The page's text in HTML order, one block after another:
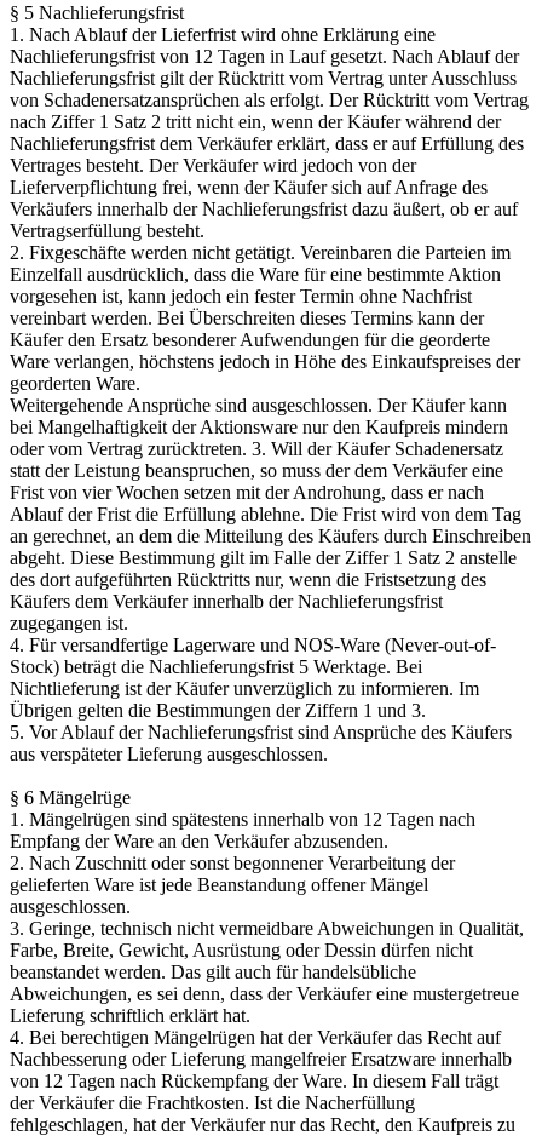
§ 5 Nachlieferungsfrist
1. Nach Ablauf der Lieferfrist wird ohne Erklärung eine
Nachlieferungsfrist von 12 Tagen in Lauf gesetzt. Nach Ablauf der
Nachlieferungsfrist gilt der Rücktritt vom Vertrag unter Ausschluss
von Schadenersatzansprüchen als erfolgt. Der Rücktritt vom Vertrag
nach Ziffer 1 Satz 2 tritt nicht ein, wenn der Käufer während der
Nachlieferungsfrist dem Verkäufer erklärt, dass er auf Erfüllung des
Vertrages besteht. Der Verkäufer wird jedoch von der
Lieferverpflichtung frei, wenn der Käufer sich auf Anfrage des
Verkäufers innerhalb der Nachlieferungsfrist dazu äußert, ob er auf
Vertragserfüllung besteht.
2. Fixgeschäfte werden nicht getätigt. Vereinbaren die Parteien im
Einzelfall ausdrücklich, dass die Ware für eine bestimmte Aktion
vorgesehen ist, kann jedoch ein fester Termin ohne Nachfrist
vereinbart werden. Bei Überschreiten dieses Termins kann der
Käufer den Ersatz besonderer Aufwendungen für die georderte
Ware verlangen, höchstens jedoch in Höhe des Einkaufspreises der
georderten Ware.
Weitergehende Ansprüche sind ausgeschlossen. Der Käufer kann
bei Mangelhaftigkeit der Aktionsware nur den Kaufpreis mindern
oder vom Vertrag zurücktreten. 3. Will der Käufer Schadenersatz
statt der Leistung beanspruchen, so muss der dem Verkäufer eine
Frist von vier Wochen setzen mit der Androhung, dass er nach
Ablauf der Frist die Erfüllung ablehne. Die Frist wird von dem Tag
an gerechnet, an dem die Mitteilung des Käufers durch Einschreiben
abgeht. Diese Bestimmung gilt im Falle der Ziffer 1 Satz 2 anstelle
des dort aufgeführten Rücktritts nur, wenn die Fristsetzung des
Käufers dem Verkäufer innerhalb der Nachlieferungsfrist
zugegangen ist.
4. Für versandfertige Lagerware und NOS-Ware (Never-out-of-
Stock) beträgt die Nachlieferungsfrist 5 Werktage. Bei
Nichtlieferung ist der Käufer unverzüglich zu informieren. Im
Übrigen gelten die Bestimmungen der Ziffern 1 und 3.
5. Vor Ablauf der Nachlieferungsfrist sind Ansprüche des Käufers
aus verspäteter Lieferung ausgeschlossen.
§ 6 Mängelrüge
1. Mängelrügen sind spätestens innerhalb von 12 Tagen nach
Empfang der Ware an den Verkäufer abzusenden.
2. Nach Zuschnitt oder sonst begonnener Verarbeitung der
gelieferten Ware ist jede Beanstandung offener Mängel
ausgeschlossen.
3. Geringe, technisch nicht vermeidbare Abweichungen in Qualität,
Farbe, Breite, Gewicht, Ausrüstung oder Dessin dürfen nicht
beanstandet werden. Das gilt auch für handelsübliche
Abweichungen, es sei denn, dass der Verkäufer eine mustergetreue
Lieferung schriftlich erklärt hat.
4. Bei berechtigen Mängelrügen hat der Verkäufer das Recht auf
Nachbesserung oder Lieferung mangelfreier Ersatzware innerhalb
von 12 Tagen nach Rückempfang der Ware. In diesem Fall trägt
der Verkäufer die Frachtkosten. Ist die Nacherfüllung
fehlgeschlagen, hat der Verkäufer nur das Recht, den Kaufpreis zu